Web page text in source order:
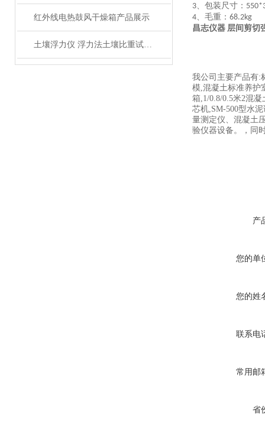
红外线电热鼓风干燥箱产品展示
土壤浮力仪 浮力法土壤比重试验仪 颗粒比重浮力仪展示
3、包装尺寸：
4、毛重： 68.2kg
昌志仪器 层间剪切
我公司主要产品有:
模,混凝土标准养护
箱,1/0.8/0.5米2混
芯机,SM-500型水
量测定仪、混凝土
验仪器设备。，同
产
您的单
您的姓
联系电
常用邮
省